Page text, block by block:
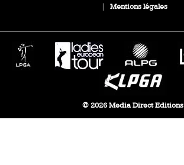
Mentions légales
© 2026 Media Direct Editions